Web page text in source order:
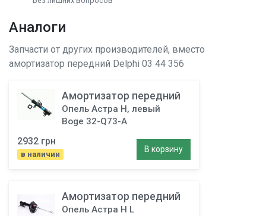
Аналоги
Запчасти от других производителей, вместо
амортизатор передний Delphi 03 44 356
Амортизатор передний
Опель Астра H, левый
Boge 32-Q73-A
2932 грн
в наличии
В корзину
Амортизатор передний
Опель Астра H L